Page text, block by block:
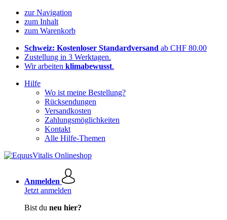
zur Navigation
zum Inhalt
zum Warenkorb
Schweiz: Kostenloser Standardversand ab CHF 80.00
Zustellung in 3 Werktagen.
Wir arbeiten klimabewusst.
Hilfe
Wo ist meine Bestellung?
Rücksendungen
Versandkosten
Zahlungsmöglichkeiten
Kontakt
Alle Hilfe-Themen
Anmelden
Jetzt anmelden
Bist du neu hier?